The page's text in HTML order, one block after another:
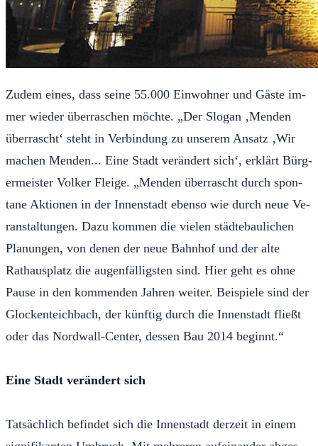
Zu­dem eines, dass seine 55.000 Ein­woh­n­er und Gäste im­
mer wied­er über­raschen möchte. „Der Slo­gan ‚Men­den
über­rascht‘ ste­ht in Verbin­dung zu unserem An­satz ‚Wir
machen Men­den... Eine Stadt verän­dert sich‘, erk­lärt Bürg­
ermeis­ter Volk­er Fleige. „Men­den über­rascht durch spon­
tane Ak­tio­nen in der In­nen­s­tadt eben­so wie durch neue Ve­
r­an­s­tal­tun­gen. Dazu kom­men die vielen städte­baulichen
Pla­nun­gen, von de­nen der neue Bahn­hof und der alte
Rathaus­platz die au­gen­fäl­lig­sten sind. Hi­er ge­ht es ohne
Pause in den kom­men­den Jahren weit­er. Beispiele sind der
Glock­en­teich­bach, der künftig durch die In­nen­s­tadt fließt
oder das Nord­wall-Cen­ter, dessen Bau 2014 be­gin­nt.“
Eine Stadt verän­dert sich
Tat­säch­lich befin­d­et sich die In­nen­s­tadt derzeit in einem